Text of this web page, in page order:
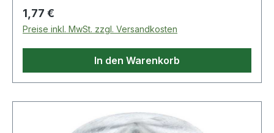
Regulärer Preis:
1,77 €
Preise inkl. MwSt. zzgl. Versandkosten
In den Warenkorb